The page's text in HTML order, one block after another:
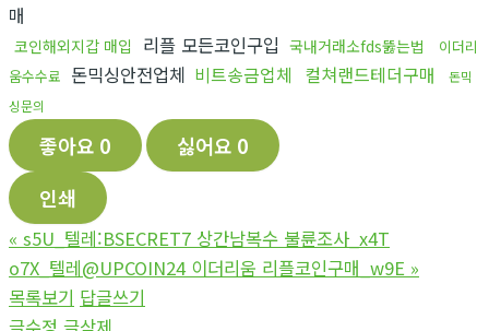
매
코인해외지갑 매입 리플 모든코인구입 국내거래소fds뚫는법
이더리
움수수료 돈믹싱안전업체 비트송금업체 컬쳐랜드테더구매
돈믹
싱문의
좋아요 0 싫어요 0
인쇄
« s5U_텔레:BSECRET7 상간남복수 불륜조사_x4T
o7X_텔레@UPCOIN24 이더리움 리플코인구매_w9E »
목록보기 답글쓰기